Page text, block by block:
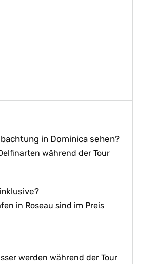
in Dominica sehen?
während der Tour
in Roseau sind im Preis
werden während der Tour